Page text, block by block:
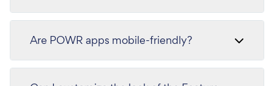
Are POWR apps mobile-friendly?